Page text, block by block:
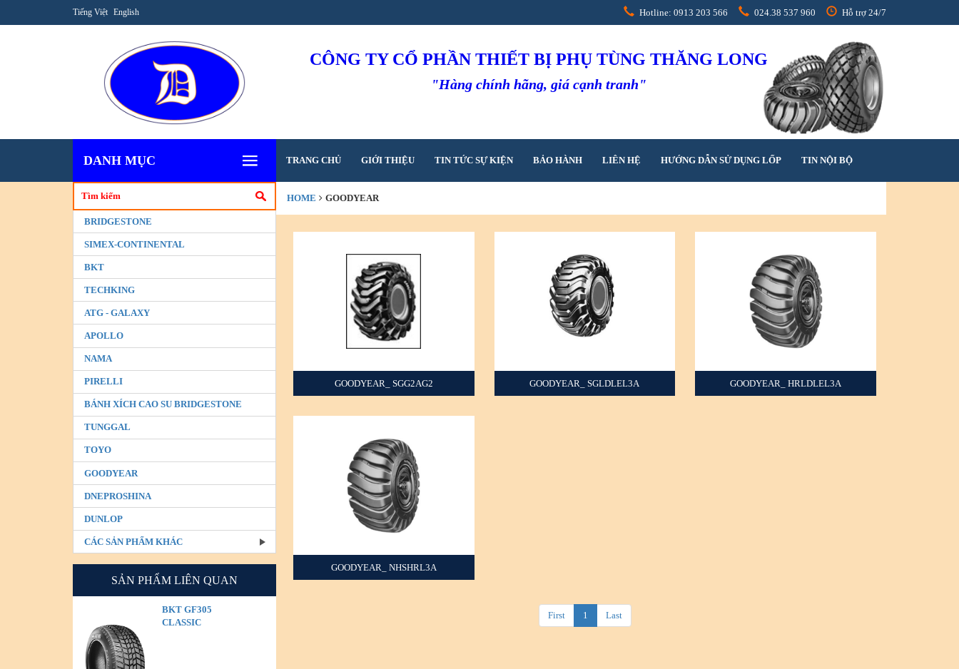
Tiếng Việt English Hotline: 0913 203 566 024.38 537 960 Hỗ trợ 24/7
CÔNG TY CỔ PHẦN THIẾT BỊ PHỤ TÙNG THĂNG LONG
"Hàng chính hãng, giá cạnh tranh"
DANH MỤC TRANG CHỦ GIỚI THIỆU TIN TỨC SỰ KIỆN BẢO HÀNH LIÊN HỆ HƯỚNG DẪN SỬ DỤNG LỐP TIN NỘI BỘ
BRIDGESTONE
SIMEX-CONTINENTAL
BKT
TECHKING
ATG - GALAXY
APOLLO
NAMA
PIRELLI
BÁNH XÍCH CAO SU BRIDGESTONE
TUNGGAL
TOYO
GOODYEAR
DNEPROSHINA
DUNLOP
CÁC SẢN PHẨM KHÁC
SẢN PHẨM LIÊN QUAN
BKT GF305
CLASSIC
HOME GOODYEAR
GOODYEAR_ SGG2AG2 GOODYEAR_ SGLDLEL3A GOODYEAR_ HRLDLEL3A
GOODYEAR_ NHSHRL3A
First 1 Last